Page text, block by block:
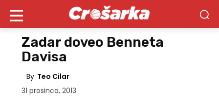
Zadar doveo Benneta
Davisa
By Teo Cilar
31 prosinca, 2013